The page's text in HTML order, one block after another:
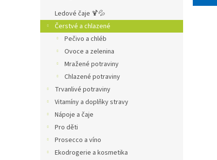
a
n
Ledové čaje 🍹💦
Čerstvé a chlazené
Pečivo a chléb
Ovoce a zelenina
Mražené potraviny
Chlazené potraviny
Trvanlivé potraviny
Vitamíny a doplňky stravy
Nápoje a čaje
Pro děti
Prosecco a víno
Ekodrogerie a kosmetika